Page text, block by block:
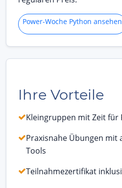
Power-Woche Python ansehen
Ihre Vorteile
Kleingruppen mit Zeit für
Praxisnahe Übungen mit
Tools
Teilnahmezertifikat